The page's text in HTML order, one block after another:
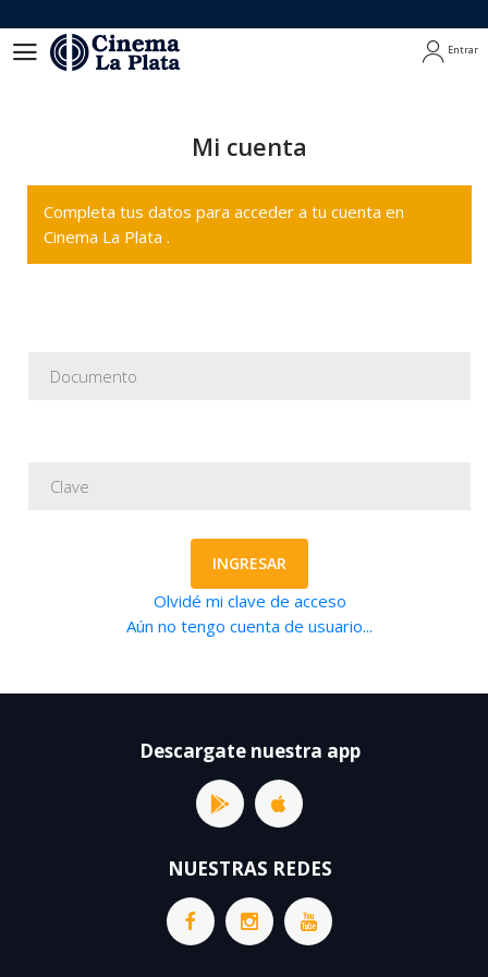
Entrar
Mi cuenta
Completa tus datos para acceder a tu cuenta en
Cinema La Plata .
INGRESAR
Olvidé mi clave de acceso
Aún no tengo cuenta de usuario...
Descargate nuestra app
NUESTRAS REDES